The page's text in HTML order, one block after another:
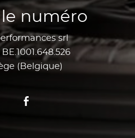
numéro
srl
BE.1001.648.526
(Belgique)